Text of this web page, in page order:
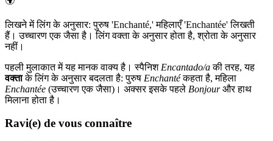
लिखने में लिंग के अनुसार: पुरुष 'Enchanté,' महिलाएँ 'Enchantée' लिखती
हैं। उच्चारण एक जैसा है। लिंग वक्ता के अनुसार होता है, श्रोता के अनुसार
नहीं।
पहली मुलाकात में यह मानक वाक्य है। स्पैनिश Encantado/aकी तरह, यह
वक्ताके लिंग के अनुसार बदलता है: पुरुष Enchantéकहता है, महिला
Enchantée (उच्चारण एक जैसा)। अक्सर इसके पहले Bonjourऔर हाथ
मिलाना होता है।
Ravi(e) de vous connaître